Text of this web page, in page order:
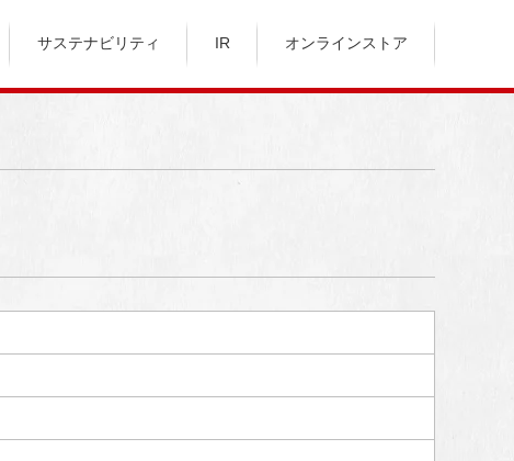
サステナビリティ IR オンラインストア